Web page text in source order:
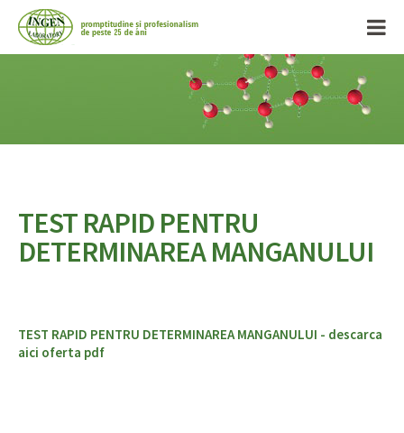
TEST RAPID PENTRU
DETERMINAREA MANGANULUI
TEST RAPID PENTRU DETERMINAREA MANGANULUI - descarca
aici oferta pdf